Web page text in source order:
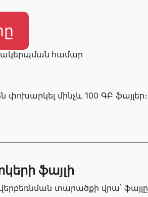
համար
մինչև 100 ԳԲ ֆայլեր։
ֆայլի
տարածքի վրա՝ ֆայլը